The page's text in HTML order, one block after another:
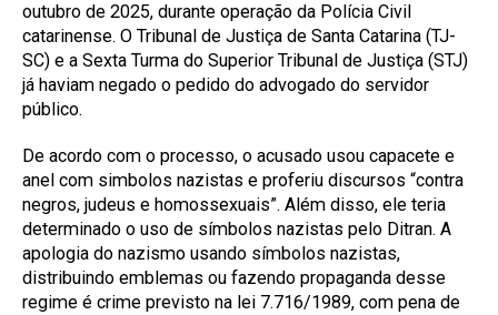
outubro de 2025, durante operação da Polícia Civil
catarinense. O Tribunal de Justiça de Santa Catarina (TJ-
SC) e a Sexta Turma do Superior Tribunal de Justiça (STJ)
já haviam negado o pedido do advogado do servidor
público.
De acordo com o processo, o acusado usou capacete e
anel com simbolos nazistas e proferiu discursos “contra
negros, judeus e homossexuais”. Além disso, ele teria
determinado o uso de símbolos nazistas pelo Ditran. A
apologia do nazismo usando símbolos nazistas,
distribuindo emblemas ou fazendo propaganda desse
regime é crime previsto na lei 7.716/1989, com pena de